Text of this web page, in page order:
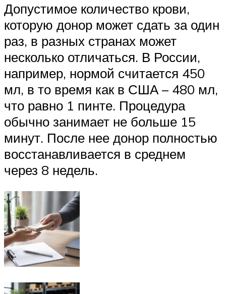
Допустимое количество крови,
которую донор может сдать за один
раз, в разных странах может
несколько отличаться. В России,
например, нормой считается 450
мл, в то время как в США – 480 мл,
что равно 1 пинте. Процедура
обычно занимает не больше 15
минут. После нее донор полностью
восстанавливается в среднем
через 8 недель.